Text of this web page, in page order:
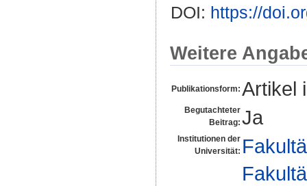
DOI: https://
Weitere
Publikationsform: Artikel
Begutachteter
Beitrag: Ja
Institutionen der
Universität: